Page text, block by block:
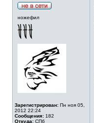
ножефил
Зарегистрирован: Пн ноя 05,
2012 22:24
Сообщения: 182
Откуда: СПб